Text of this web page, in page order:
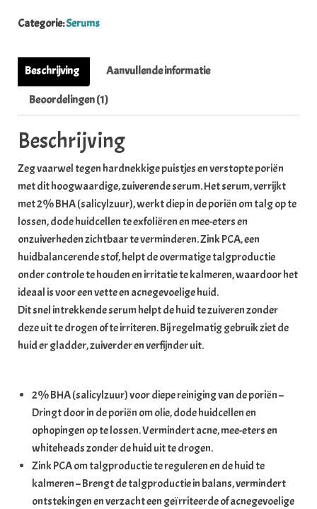
Categorie:Serums
Beschrijving Aanvullende informatie
Beoordelingen (1)
Beschrijving
Zeg vaarwel tegen hardnekkige puistjes en verstopte poriën
met dit hoogwaardige, zuiverende serum. Het serum, verrijkt
met 2% BHA (salicylzuur), werkt diep in de poriën om talg op te
lossen, dode huidcellen te exfoliëren en mee-eters en
onzuiverheden zichtbaar te verminderen. Zink PCA, een
huidbalancerende stof, helpt de overmatige talgproductie
onder controle te houden en irritatie te kalmeren, waardoor het
ideaal is voor een vette en acnegevoelige huid.
Dit snel intrekkende serum helpt de huid te zuiveren zonder
deze uit te drogen of te irriteren. Bij regelmatig gebruik ziet de
huid er gladder, zuiverder en verfijnder uit.
2% BHA (salicylzuur) voor diepe reiniging van de poriën –
Dringt door in de poriën om olie, dode huidcellen en
ophopingen op te lossen. Vermindert acne, mee-eters en
whiteheads zonder de huid uit te drogen.
Zink PCA om talgproductie te reguleren en de huid te
kalmeren – Brengt de talgproductie in balans, vermindert
ontstekingen en verzacht een geïrriteerde of acnegevoelige